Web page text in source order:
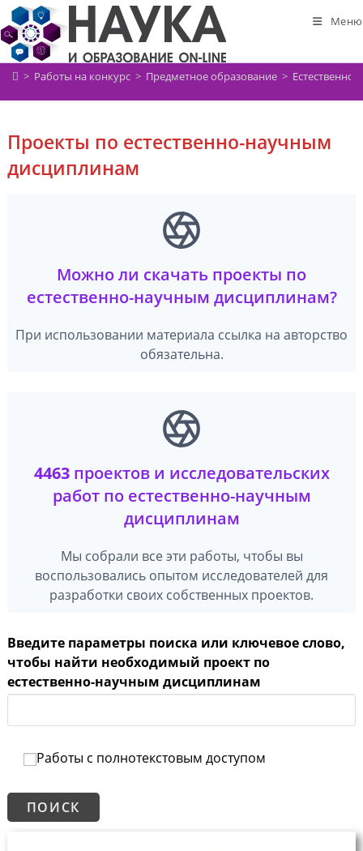
Перейти
к
содержимому
Меню
> Работы на конкурс > Предметное образование >
Проекты по естественно-научным
дисциплинам
Можно ли скачать проекты по
естественно-научным дисциплинам?
При использовании материала ссылка на авторство
обязательна.
4463проектов и исследовательских
работ по естественно-научным
дисциплинам
Мы собрали все эти работы, чтобы вы
воспользовались опытом исследователей для
разработки своих собственных проектов.
Введите параметры поиска или ключевое слово,
чтобы найти необходимый проект по
естественно-научным дисциплинам
Работы с полнотекстовым доступом